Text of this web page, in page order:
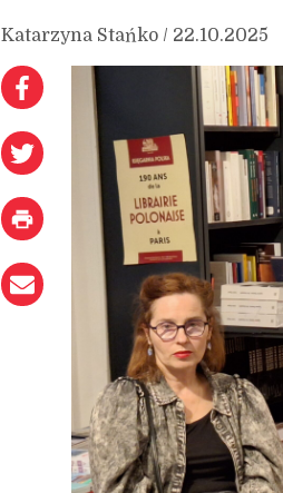
Katarzyna Stańko / 22.10.2025